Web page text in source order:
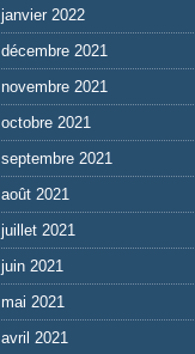
janvier 2022
décembre 2021
novembre 2021
octobre 2021
septembre 2021
août 2021
juillet 2021
juin 2021
mai 2021
avril 2021